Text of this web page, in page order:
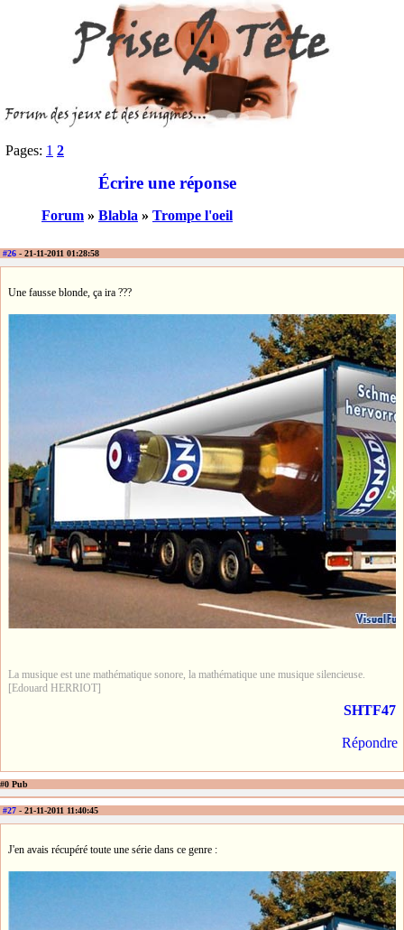
Pages: 1 2
Écrire une réponse
Forum » Blabla » Trompe l'oeil
#26 - 21-11-2011 01:28:58
Une fausse blonde, ça ira ???
La musique est une mathématique sonore, la mathématique une musique silencieuse.
[Edouard HERRIOT]
SHTF47
Répondre
#0 Pub
#27 - 21-11-2011 11:40:45
J'en avais récupéré toute une série dans ce genre :